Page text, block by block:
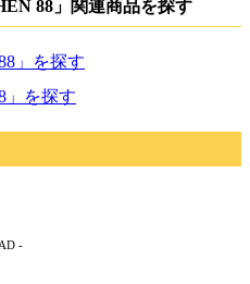
88」関連商品を探す
」を探す
」を探す
-